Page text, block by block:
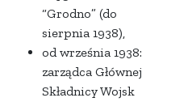
“Grodno” (do
sierpnia 1938),
od września 1938:
zarządca Głównej
Składnicy Wojsk